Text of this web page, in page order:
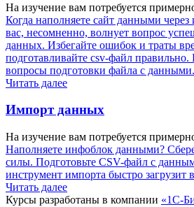
На изучение вам потребуется
Когда наполняете сайт данными
вас, несомненно, волнует вопрос
данных. Избегайте ошибок и траты
подготавливайте csv-файл
вопросы подготовки файла с данными.
Читать далее
Импорт данных
На изучение вам потребуется
Наполняете инфоблок данными?
силы. Подготовьте CSV-файл с
инструмент импорта быстро загрузит
Читать далее
Курсы разработаны в компании «1С-